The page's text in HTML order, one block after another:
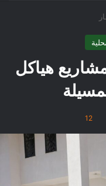
مشاريع هياكل
12